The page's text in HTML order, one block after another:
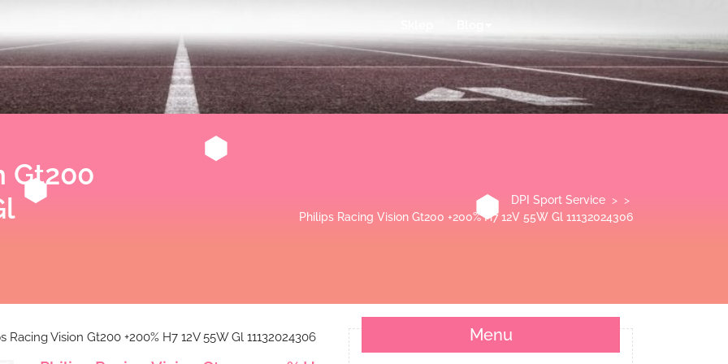
Gt200
DPI Sport Service > >
Philips Racing Vision Gt200 +200% H7 12V 55W Gl 11132024306
Racing Vision Gt200 +200% H7 12V 55W Gl 11132024306 Menu